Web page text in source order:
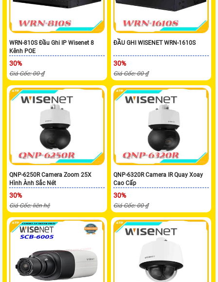
WRN-810S Đầu Ghi IP Wisenet 8
Kênh POE
30%
Giá Gốc: 00 ₫
ĐẦU GHI WISENET WRN-1610S
30%
Giá Gốc: 00 ₫
QNP-6250R Camera Zoom 25X
Hình Ành Sắc Nét
30%
Giá Gốc: liên hệ
QNP-6320R Camera IR Quay Xoay
Cao Cấp
30%
Giá Gốc: 00 ₫